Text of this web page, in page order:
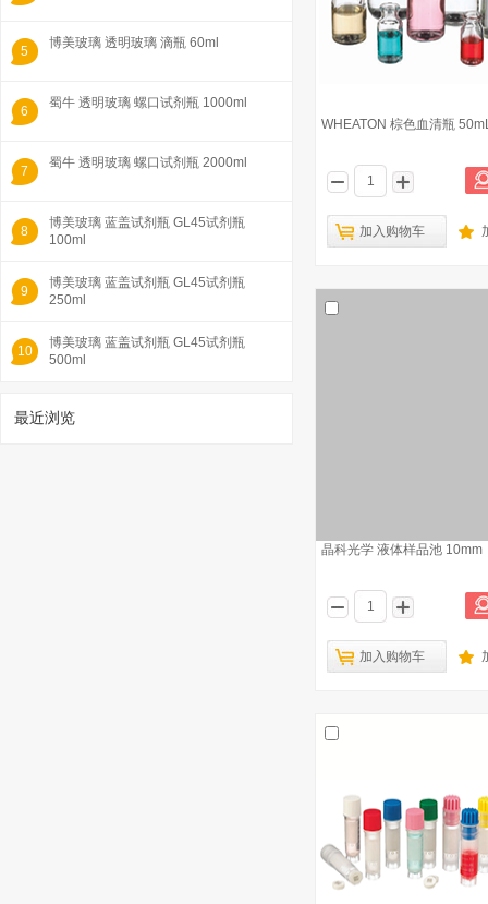
5
博美玻璃 透明玻璃 滴瓶 60ml
6
蜀牛 透明玻璃 螺口试剂瓶 1000ml
7
蜀牛 透明玻璃 螺口试剂瓶 2000ml
8
博美玻璃 蓝盖试剂瓶 GL45试剂瓶
100ml
9
博美玻璃 蓝盖试剂瓶 GL45试剂瓶
250ml
10
博美玻璃 蓝盖试剂瓶 GL45试剂瓶
500ml
最近浏览
WHEATON 棕色血清瓶
加入购物车
晶科光学 液体样品池 10mm
加入购物车